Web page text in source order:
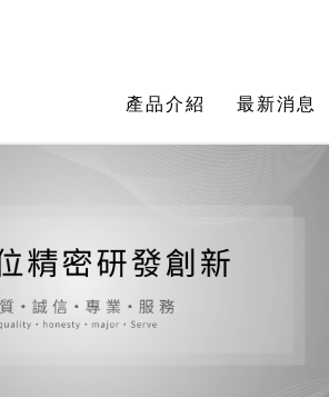
產品介紹 最新消息